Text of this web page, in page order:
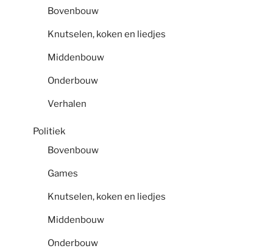
Bovenbouw
Knutselen, koken en liedjes
Middenbouw
Onderbouw
Verhalen
Politiek
Bovenbouw
Games
Knutselen, koken en liedjes
Middenbouw
Onderbouw